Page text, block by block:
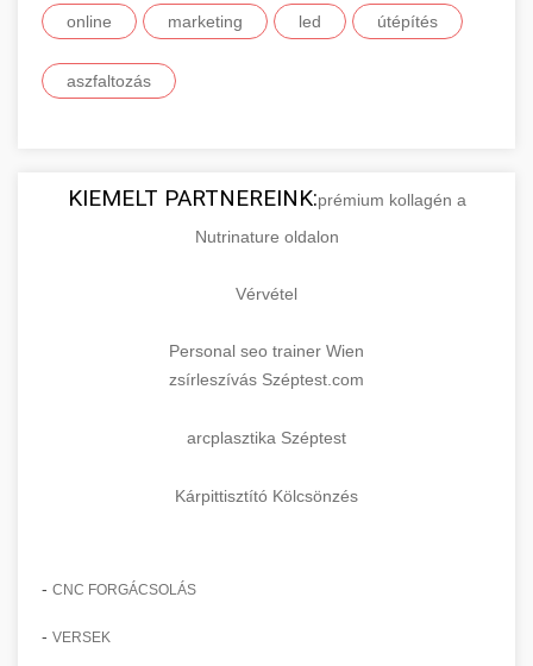
online marketing led útépítés
aszfaltozás
KIEMELT PARTNEREINK:prémium kollagén a
Nutrinature oldalon
Vérvétel
Personal seo trainer Wien
zsírleszívás Széptest.com
arcplasztika Széptest
Kárpittisztító Kölcsönzés
- CNC FORGÁCSOLÁS
- VERSEK